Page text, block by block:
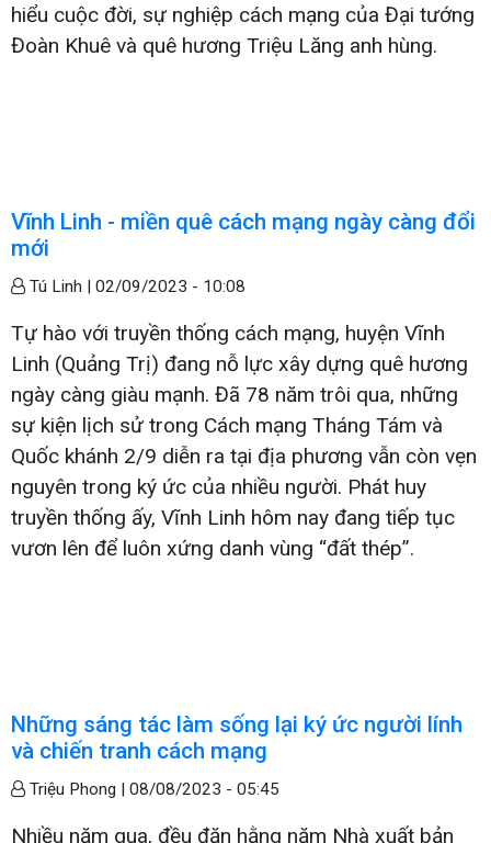
hiểu cuộc đời, sự nghiệp cách mạng của Đại tướng
Đoàn Khuê và quê hương Triệu Lăng anh hùng.
Vĩnh Linh - miền quê cách mạng ngày càng đổi
mới
Tú Linh | 02/09/2023 - 10:08
Tự hào với truyền thống cách mạng, huyện Vĩnh
Linh (Quảng Trị) đang nỗ lực xây dựng quê hương
ngày càng giàu mạnh. Đã 78 năm trôi qua, những
sự kiện lịch sử trong Cách mạng Tháng Tám và
Quốc khánh 2/9 diễn ra tại địa phương vẫn còn vẹn
nguyên trong ký ức của nhiều người. Phát huy
truyền thống ấy, Vĩnh Linh hôm nay đang tiếp tục
vươn lên để luôn xứng danh vùng “đất thép”.
Những sáng tác làm sống lại ký ức người lính
và chiến tranh cách mạng
Triệu Phong | 08/08/2023 - 05:45
Nhiều năm qua, đều đặn hằng năm Nhà xuất bản